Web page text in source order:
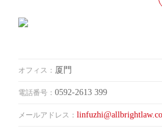
オフィス： 厦門
電話番号： 0592-2613 399
メールアドレス：